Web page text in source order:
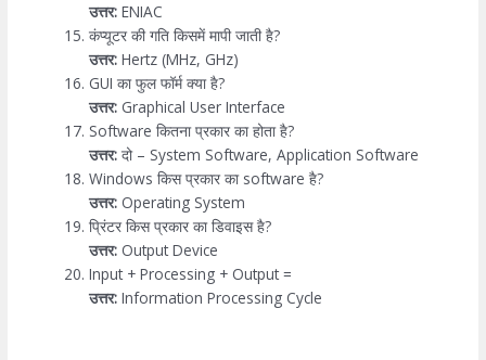
उत्तर: ENIAC
कंप्यूटर की गति किसमें मापी जाती है?
उत्तर: Hertz (MHz, GHz)
GUI का फुल फॉर्म क्या है?
उत्तर: Graphical User Interface
Software कितना प्रकार का होता है?
उत्तर: दो – System Software, Application Software
Windows किस प्रकार का software है?
उत्तर: Operating System
प्रिंटर किस प्रकार का डिवाइस है?
उत्तर: Output Device
Input + Processing + Output =
उत्तर: Information Processing Cycle